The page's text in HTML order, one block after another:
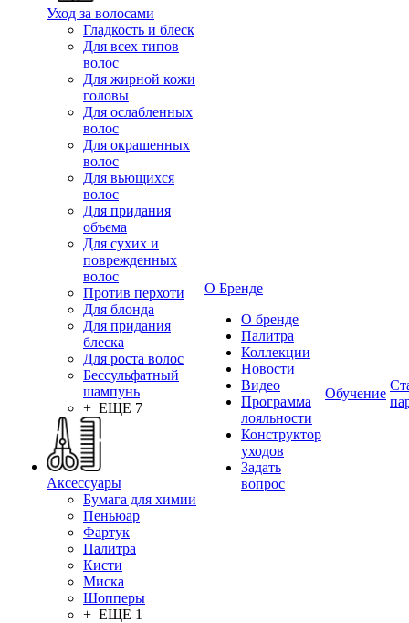
Уход за волосами
Гладкость и блеск
Для всех типов
волос
Для жирной кожи
головы
Для ослабленных
волос
Для окрашенных
волос
Для вьющихся
волос
Для придания
объема
Для сухих и
поврежденных
волос
Против перхоти
Для блонда
Для придания
блеска
Для роста волос
Бессульфатный
шампунь
+ ЕЩЕ 7
Аксессуары
Бумага для химии
Пеньюар
Фартук
Палитра
Кисти
Миска
Шопперы
+ ЕЩЕ 1
О Бренде
О бренде
Палитра
Коллекции
Новости
Видео
Программа
лояльности
Конструктор
уходов
Задать
вопрос
Обучение